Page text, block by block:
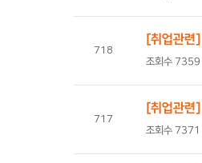
718
[취업관련]
조회수
717
[취업관련]
조회수